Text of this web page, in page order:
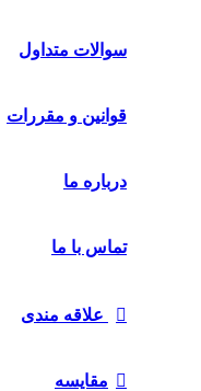
سوالات متداول
قوانین و مقررات
درباره ما
تماس با ما
علاقه مندی
مقايسه